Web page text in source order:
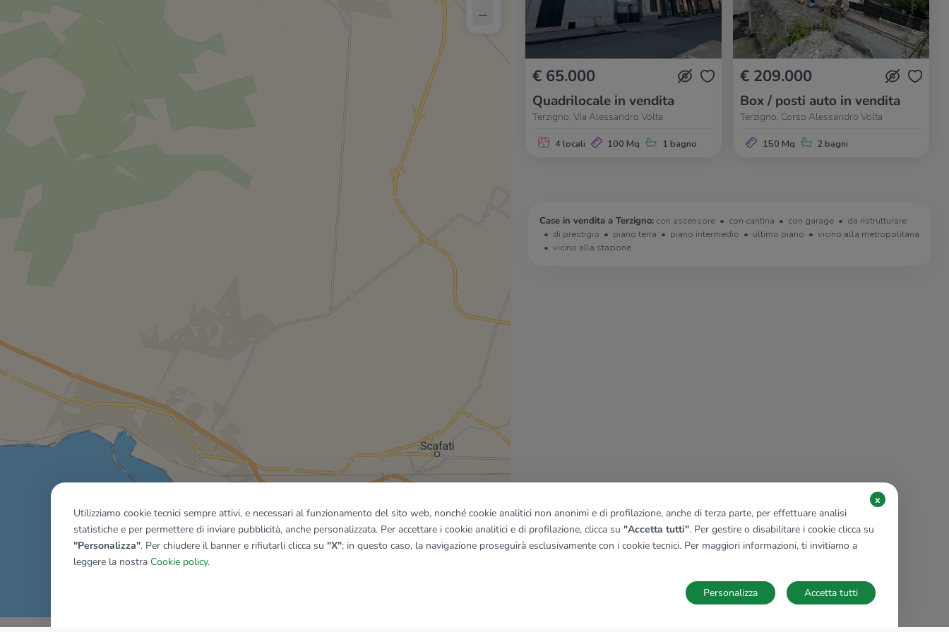
€ 65.000
Quadrilocale in vendita
Terzigno, Via Alessandro Volta
4 locali 100 Mq 1 bagno
€ 209.000
Box / posti auto in vendita
Terzigno, Corso Alessandro Volta
150 Mq 2 bagni
Case in vendita a Terzigno: con ascensore con cantina con garage
da ristrutturare
di prestigio
piano terra piano intermedio ultimo piano
vicino alla metropolitana
vicino alla stazione
–
Mostra tutti gli immobili del riquadro
Utilizziamo cookie tecnici sempre attivi, e necessari al funzionamento del sito web, nonché cookie analitici non anonimi e di profilazione, anche di terza parte, per effettuare analisi
statistiche e per permettere di inviare pubblicità, anche personalizzata. Per accettare i cookie analitici e di profilazione, clicca su "Accetta tutti". Per gestire o disabilitare i cookie clicca su
"Personalizza". Per chiudere il banner e rifiutarli clicca su "X"; in questo caso, la navigazione proseguirà esclusivamente con i cookie tecnici. Per maggiori informazioni, ti invitiamo a
leggere la nostra Cookie policy.
x
Accetta tutti
Personalizza